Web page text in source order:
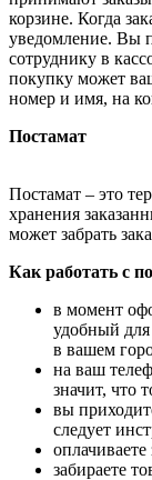
корзине. Когда
уведомление. Вы
сотруднику в
покупку может
номер и имя, на
Постамат
Постамат – это
хранения
может забрать
Как работать с
в момент
удобный для
в вашем
на ваш
значит, что
вы
следует
оплачиваете
забираете